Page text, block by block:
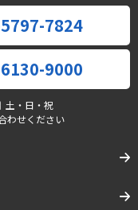
7824
9000
土・日・祝
わせください